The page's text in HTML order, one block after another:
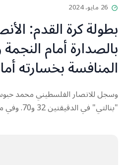
26 مايو، 2024
بطولة كرة القدم:
بالصدارة أمام
المنافسة بخسارته
وسجل للانصار الفلسطيني محمد
"بنالتي" في الدقيقتين 32 و70. وفي مجمع